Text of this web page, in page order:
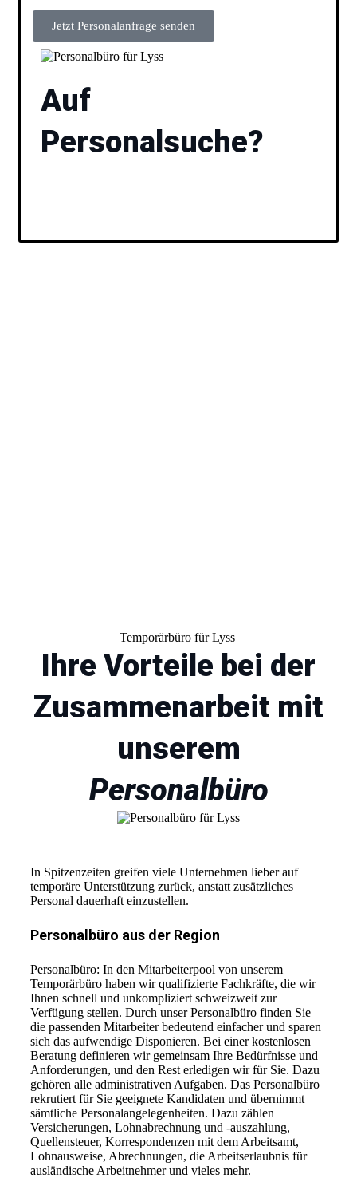
Jetzt Personalanfrage senden
Auf
Personalsuche?
Temporärbüro für Lyss
Ihre Vorteile bei der
Zusammenarbeit mit
unserem
Personalbüro
In Spitzenzeiten greifen viele Unternehmen lieber auf
temporäre Unterstützung zurück, anstatt zusätzliches
Personal dauerhaft einzustellen.
Personalbüro aus der Region
Personalbüro: In den Mitarbeiterpool von unserem
Temporärbüro haben wir qualifizierte Fachkräfte, die wir
Ihnen schnell und unkompliziert schweizweit zur
Verfügung stellen. Durch unser Personalbüro finden Sie
die passenden Mitarbeiter bedeutend einfacher und sparen
sich das aufwendige Disponieren. Bei einer kostenlosen
Beratung definieren wir gemeinsam Ihre Bedürfnisse und
Anforderungen, und den Rest erledigen wir für Sie. Dazu
gehören alle administrativen Aufgaben. Das Personalbüro
rekrutiert für Sie geeignete Kandidaten und übernimmt
sämtliche Personalangelegenheiten. Dazu zählen
Versicherungen, Lohnabrechnung und -auszahlung,
Quellensteuer, Korrespondenzen mit dem Arbeitsamt,
Lohnausweise, Abrechnungen, die Arbeitserlaubnis für
ausländische Arbeitnehmer und vieles mehr.